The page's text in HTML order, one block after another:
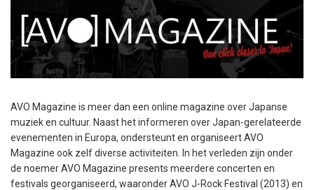
AVO Magazine is meer dan een online magazine over Japanse
muziek en cultuur. Naast het informeren over Japan-gerelateerde
evenementen in Europa, ondersteunt en organiseert AVO
Magazine ook zelf diverse activiteiten. In het verleden zijn onder
de noemer AVO Magazine presents meerdere concerten en
festivals georganiseerd, waaronder AVO J-Rock Festival (2013) en